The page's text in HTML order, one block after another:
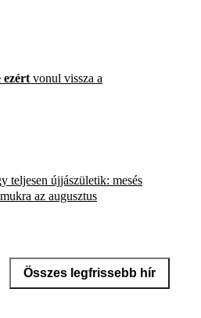
ezért vonul vissza a
teljesen újjászületik: mesés
az augusztus
Összes legfrissebb hír